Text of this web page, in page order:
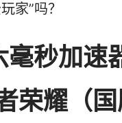
家”吗？
秒加速
荣耀（